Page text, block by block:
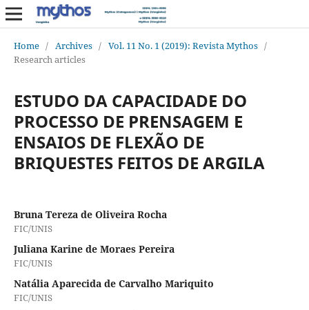
Home / Archives / Vol. 11 No. 1 (2019): Revista Mythos /
Research articles
ESTUDO DA CAPACIDADE DO
PROCESSO DE PRENSAGEM E
ENSAIOS DE FLEXÃO DE
BRIQUESTES FEITOS DE ARGILA
Bruna Tereza de Oliveira Rocha
FIC/UNIS
Juliana Karine de Moraes Pereira
FIC/UNIS
Natália Aparecida de Carvalho Mariquito
FIC/UNIS